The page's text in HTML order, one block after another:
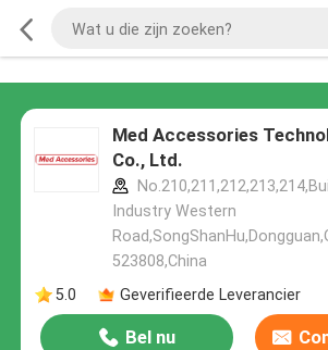
Med Accessories
Co., Ltd.
Industry Western
523808,China
5.0
Geverifieerde Leverancier
Bel nu